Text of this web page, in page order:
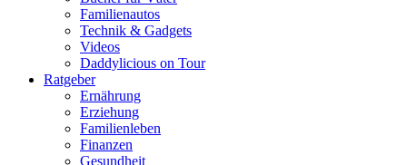
Familienautos
Technik & Gadgets
Videos
Daddylicious on Tour
Ratgeber
Ernährung
Erziehung
Familienleben
Finanzen
Gesundheit